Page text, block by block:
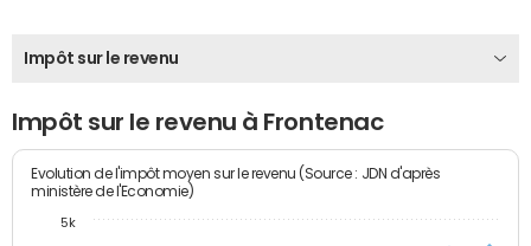
Impôt sur le revenu
Impôt sur le revenu à Frontenac
Evolution de l'impôt moyen sur le revenu (Source : JDN d'après
ministère de l'Economie)
5k